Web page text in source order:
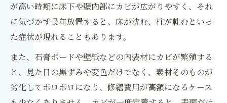
が高い時期に床下や壁内部にカビが広がりやすく、それ
に気づかず長年放置すると、床が沈む、柱が軋むといっ
た症状が現れることもあります。
また、石膏ボードや壁紙などの内装材にカビが繁殖する
と、見た目の黒ずみや変色だけでなく、素材そのものが
劣化してボロボロになり、修繕費用が高額になるケース